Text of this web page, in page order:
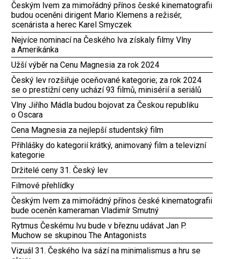
Českým lvem za mimořádný přínos české kinematografii
budou oceněni dirigent Mario Klemens a režisér,
scenárista a herec Karel Smyczek
Nejvíce nominací na Českého lva získaly filmy Vlny
a Amerikánka
Užší výběr na Cenu Magnesia za rok 2024
Český lev rozšiřuje oceňované kategorie; za rok 2024
se o prestižní ceny uchází 93 filmů, minisérií a seriálů
Vlny Jiřího Mádla budou bojovat za Českou republiku
o Oscara
Cena Magnesia za nejlepší studentský film
Přihlášky do kategorií krátký, animovaný film a televizní
kategorie
Držitelé ceny 31. Český lev
Filmové přehlídky
Českým lvem za mimořádný přínos české kinematografii
bude oceněn kameraman Vladimír Smutný
Rytmus Českému lvu bude v březnu udávat Jan P.
Muchow se skupinou The Antagonists
Vizuál 31. Českého lva sází na minimalismus a hru se